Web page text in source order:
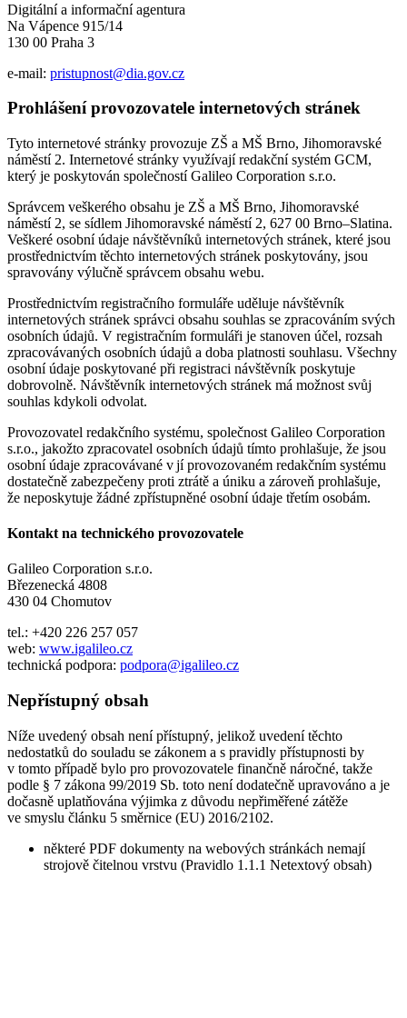
Digitální a informační agentura
Na Vápence 915/14
130 00 Praha 3
e-mail: pristupnost@dia.gov.cz
Prohlášení provozovatele internetových stránek
Tyto internetové stránky provozuje ZŠ a MŠ Brno, Jihomoravské
náměstí 2. Internetové stránky využívají redakční systém GCM,
který je poskytován společností Galileo Corporation s.r.o.
Správcem veškerého obsahu je ZŠ a MŠ Brno, Jihomoravské
náměstí 2, se sídlem Jihomoravské náměstí 2, 627 00 Brno–Slatina.
Veškeré osobní údaje návštěvníků internetových stránek, které jsou
prostřednictvím těchto internetových stránek poskytovány, jsou
spravovány výlučně správcem obsahu webu.
Prostřednictvím registračního formuláře uděluje návštěvník
internetových stránek správci obsahu souhlas se zpracováním svých
osobních údajů. V registračním formuláři je stanoven účel, rozsah
zpracovávaných osobních údajů a doba platnosti souhlasu. Všechny
osobní údaje poskytované při registraci návštěvník poskytuje
dobrovolně. Návštěvník internetových stránek má možnost svůj
souhlas kdykoli odvolat.
Provozovatel redakčního systému, společnost Galileo Corporation
s.r.o., jakožto zpracovatel osobních údajů tímto prohlašuje, že jsou
osobní údaje zpracovávané v jí provozovaném redakčním systému
dostatečně zabezpečeny proti ztrátě a úniku a zároveň prohlašuje,
že neposkytuje žádné zpřístupněné osobní údaje třetím osobám.
Kontakt na technického provozovatele
Galileo Corporation s.r.o.
Březenecká 4808
430 04 Chomutov
tel.: +420 226 257 057
web: www.igalileo.cz
technická podpora: podpora@igalileo.cz
Nepřístupný obsah
Níže uvedený obsah není přístupný, jelikož uvedení těchto
nedostatků do souladu se zákonem a s pravidly přístupnosti by
v tomto případě bylo pro provozovatele finančně náročné, takže
podle § 7 zákona 99/2019 Sb. toto není dodatečně upravováno a je
dočasně uplatňována výjimka z důvodu nepřiměřené zátěže
ve smyslu článku 5 směrnice (EU) 2016/2102.
některé PDF dokumenty na webových stránkách nemají
strojově čitelnou vrstvu (Pravidlo 1.1.1 Netextový obsah)